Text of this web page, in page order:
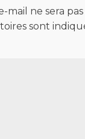
mail ne sera
sont